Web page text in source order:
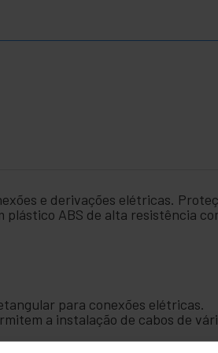
e derivações elétricas.
plástico ABS de alta resistência
para conexões elétricas.
a instalação de cabos de
poeira, umidade e respingos